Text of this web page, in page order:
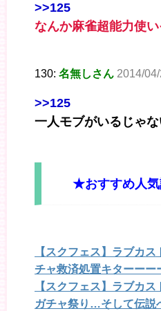
>>125
なんか麻雀超能力使い
130: 名無しさん 2014/
>>125
一人モブがいるじゃ
★おすすめ人
【スクフェス】ラブカ
チャ救済処置キターーー
【スクフェス】ラブカ
ガチャ祭り…そして伝説